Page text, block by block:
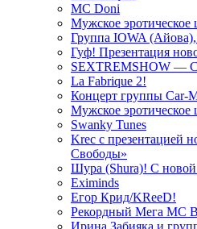
MC Doni
Мужское
Группа IOWA
Гуф! Презентация
SEXTREMSHOW —
La Fabrique 2!
Концерт группы Car-
Мужское
Swanky Tunes
Krec с презентацией
Свободы»
Шура (Shura)! С
Eximinds
Егор Крид/KReeD!
Рекордный Мега МС
Ирина Забияка и